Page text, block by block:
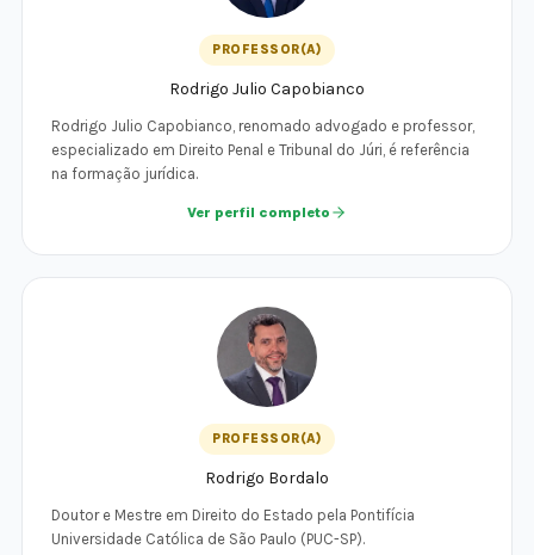
PROFESSOR(A)
Rodrigo Julio Capobianco
Rodrigo Julio Capobianco, renomado advogado e professor,
especializado em Direito Penal e Tribunal do Júri, é referência
na formação jurídica.
Ver perfil completo
PROFESSOR(A)
Rodrigo Bordalo
Doutor e Mestre em Direito do Estado pela Pontifícia
Universidade Católica de São Paulo (PUC-SP).